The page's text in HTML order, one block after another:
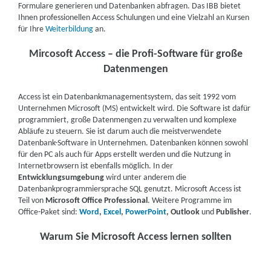
Formulare generieren und Datenbanken abfragen. Das IBB bietet
Ihnen professionellen Access Schulungen und eine Vielzahl an Kursen
für IhreWeiterbildung an.
Mircosoft Access – die Profi-Software für große
Datenmengen
Access ist ein Datenbankmanagementsystem, das seit 1992 vom
Unternehmen Microsoft (MS) entwickelt wird. Die Software ist dafür
programmiert, große Datenmengen zu verwalten und komplexe
Abläufe zu steuern. Sie ist darum auch die meistverwendete
Datenbank-Software in Unternehmen. Datenbanken können sowohl
für den PC als auch für Apps erstellt werden und die Nutzung in
Internetbrowsern ist ebenfalls möglich. In der
Entwicklungsumgebungwird unter anderem die
Datenbankprogrammiersprache SQL genutzt. Microsoft Access ist
Teil von Microsoft Office Professional. Weitere Programme im
Office-Paket sind:Word,Excel,PowerPoint, OutlookundPublisher.
Warum Sie Microsoft Access lernen sollten